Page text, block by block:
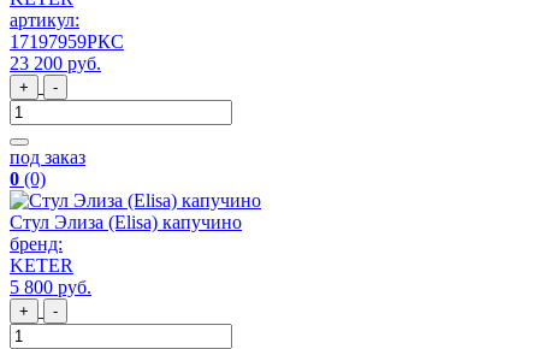
артикул:
17197959РКС
23 200 руб.
+ -
под заказ
0 (0)
Стул Элиза (Elisa) капучино
бренд:
KETER
5 800 руб.
+ -